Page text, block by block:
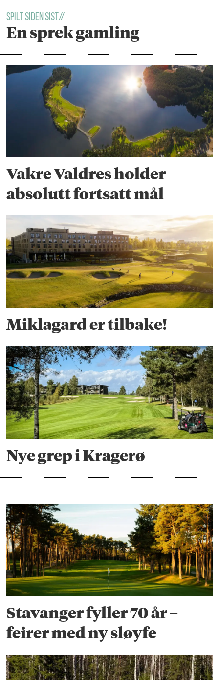
Spilt siden sist//
En sprek gamling
Vakre Valdres holder
absolutt fortsatt mål
Miklagard er tilbake!
Nye grep i Kragerø
Stavanger fyller 70 år –
feirer med ny sløyfe